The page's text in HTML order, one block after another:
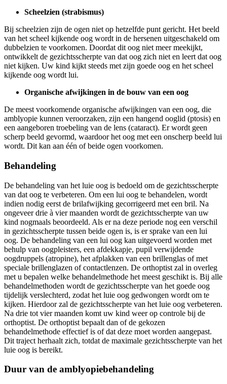
Scheelzien (strabismus)
Bij scheelzien zijn de ogen niet op hetzelfde punt gericht. Het beeld
van het scheel kijkende oog wordt in de hersenen uitgeschakeld om
dubbelzien te voorkomen. Doordat dit oog niet meer meekijkt,
ontwikkelt de gezichtsscherpte van dat oog zich niet en leert dat oog
niet kijken. Uw kind kijkt steeds met zijn goede oog en het scheel
kijkende oog wordt lui.
Organische afwijkingen in de bouw van een oog
De meest voorkomende organische afwijkingen van een oog, die
amblyopie kunnen veroorzaken, zijn een hangend ooglid (ptosis) en
een aangeboren troebeling van de lens (cataract). Er wordt geen
scherp beeld gevormd, waardoor het oog met een onscherp beeld lui
wordt. Dit kan aan één of beide ogen voorkomen.
Behandeling
De behandeling van het luie oog is bedoeld om de gezichtsscherpte
van dat oog te verbeteren. Om een lui oog te behandelen, wordt
indien nodig eerst de brilafwijking gecorrigeerd met een bril. Na
ongeveer drie à vier maanden wordt de gezichtsscherpte van uw
kind nogmaals beoordeeld. Als er na deze periode nog een verschil
in gezichtsscherpte tussen beide ogen is, is er sprake van een lui
oog. De behandeling van een lui oog kan uitgevoerd worden met
behulp van oogpleisters, een afdekkapje, pupil verwijdende
oogdruppels (atropine), het afplakken van een brillenglas of met
speciale brillenglazen of contactlenzen. De orthoptist zal in overleg
met u bepalen welke behandelmethode het meest geschikt is. Bij alle
behandelmethoden wordt de gezichtsscherpte van het goede oog
tijdelijk verslechterd, zodat het luie oog gedwongen wordt om te
kijken. Hierdoor zal de gezichtsscherpte van het luie oog verbeteren.
Na drie tot vier maanden komt uw kind weer op controle bij de
orthoptist. De orthoptist bepaalt dan of de gekozen
behandelmethode effectief is of dat deze moet worden aangepast.
Dit traject herhaalt zich, totdat de maximale gezichtsscherpte van het
luie oog is bereikt.
Duur van de amblyopiebehandeling